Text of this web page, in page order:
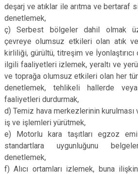
deşarj ve atıklar ile arıtma ve bertaraf
denetlemek,
ç) Serbest bölgeler dahil olmak
çevreye olumsuz etkileri olan atık
kirliliği, gürültü, titreşim ve
ilgili faaliyetleri izlemek, yeraltı ve
ve toprağa olumsuz etkileri olan her
denetlemek, tehlikeli hallerde
faaliyetleri durdurmak,
d) Temiz hava merkezlerinin
iş ve işlemleri yürütmek,
e) Motorlu kara taşıtları egzoz
standartlara uygunluğunu
denetlemek,
f) Alıcı ortamları izlemek, buna